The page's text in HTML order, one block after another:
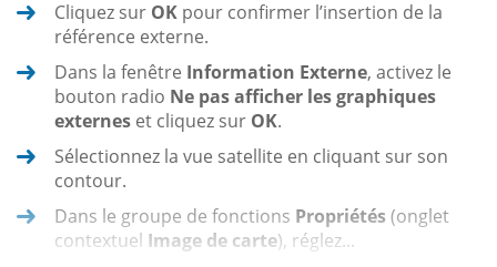
Cliquez sur OK pour confirmer l’insertion de la
référence externe.
Dans la fenêtre Information Externe, activez le
bouton radio Ne pas afficher les graphiques
externes et cliquez sur OK.
Sélectionnez la vue satellite en cliquant sur son
contour.
Dans le groupe de fonctions Propriétés(onglet
contextuel Image de carte), réglez...